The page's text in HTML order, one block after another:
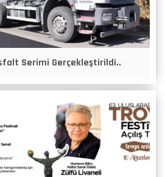
Serimi Gerçekleştirildi..